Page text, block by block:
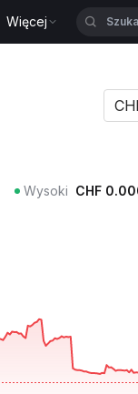
Więcej
Wysoki CHF